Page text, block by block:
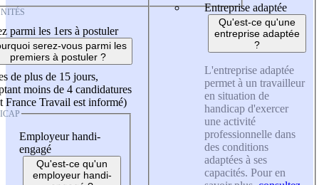
parmi les 1ers à postuler
serez-vous parmi les
premiers à postuler ?
de plus de 15 jours,
moins de 4 candidatures
France Travail est informé)
Employeur handi-
engagé
Qu'est-ce qu'un
employeur handi-
Entreprise adaptée
Qu'est-ce qu'une
entreprise adaptée
?
L'entreprise adaptée
permet à un travailleur
en situation de
handicap d'exercer
une activité
professionnelle dans
des conditions
adaptées à ses
capacités. Pour en